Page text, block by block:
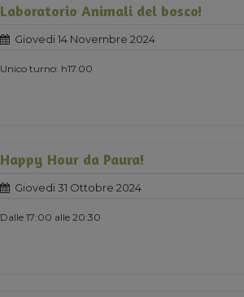
Laboratorio Animali del bosco!
Giovedi 14 Novembre 2024
Unico turno: h17.00
Happy Hour da Paura!
Giovedi 31 Ottobre 2024
Dalle 17:00 alle 20:30